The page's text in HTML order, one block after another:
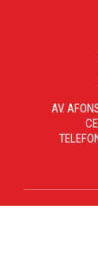
AV.